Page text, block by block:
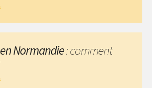
Normandie: comment